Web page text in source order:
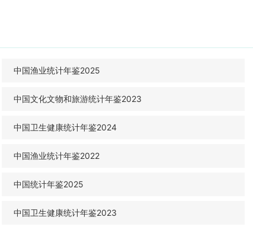
中国渔业统计年鉴2025
中国文化文物和旅游统计年鉴2023
中国卫生健康统计年鉴2024
中国渔业统计年鉴2022
中国统计年鉴2025
中国卫生健康统计年鉴2023